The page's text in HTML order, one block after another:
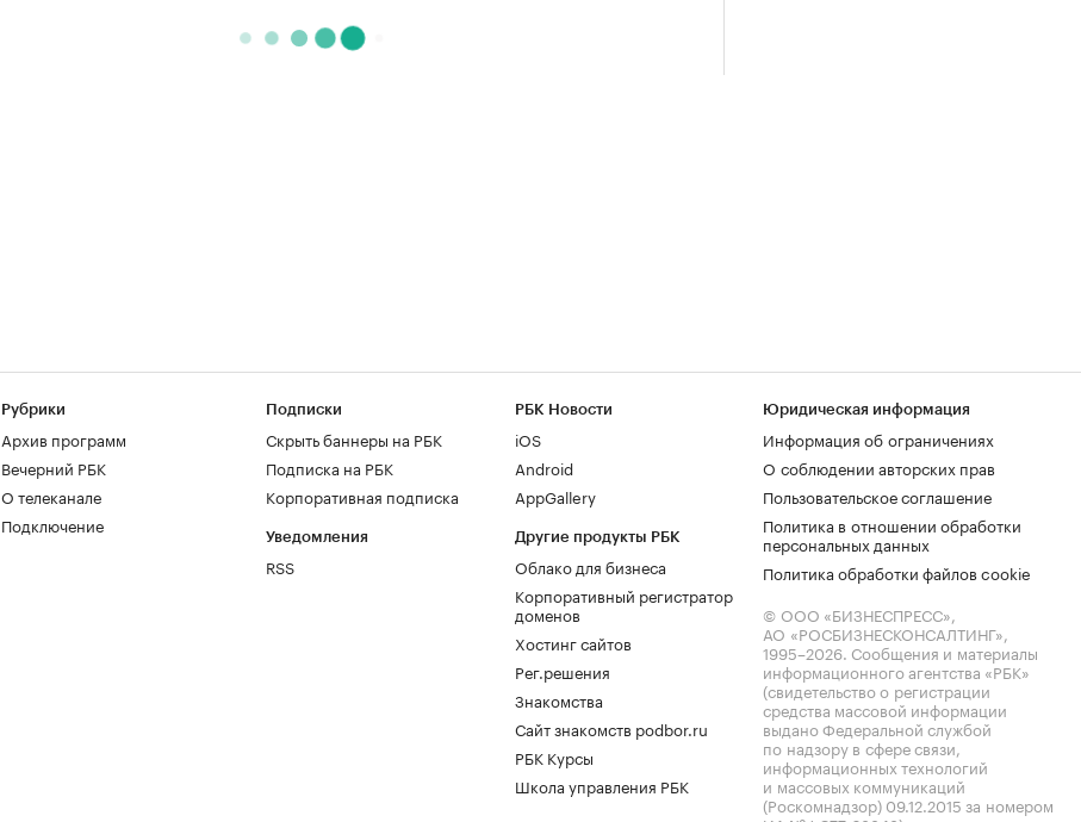
Рубрики
Архив программ
Вечерний РБК
О телеканале
Подключение
Подписки
Скрыть баннеры на РБК
Подписка на РБК
Корпоративная подписка
Уведомления
RSS
РБК Новости
iOS
Android
AppGallery
Другие продукты РБК
Облако для бизнеса
Корпоративный регистратор
доменов
Хостинг сайтов
Рег.решения
Знакомства
Сайт знакомств podbor.ru
РБК Курсы
Школа управления РБК
Юридическая информация
Информация об ограничениях
О соблюдении авторских прав
Пользовательское соглашение
Политика в отношении обработки
персональных данных
Политика обработки файлов cookie
© ООО «БИЗНЕСПРЕСС»,
АО «РОСБИЗНЕСКОНСАЛТИНГ»,
1995–2026. Сообщения и материалы
информационного агентства «РБК»
(свидетельство о регистрации
средства массовой информации
выдано Федеральной службой
по надзору в сфере связи,
информационных технологий
и массовых коммуникаций
(Роскомнадзор) 09.12.2015 за номером